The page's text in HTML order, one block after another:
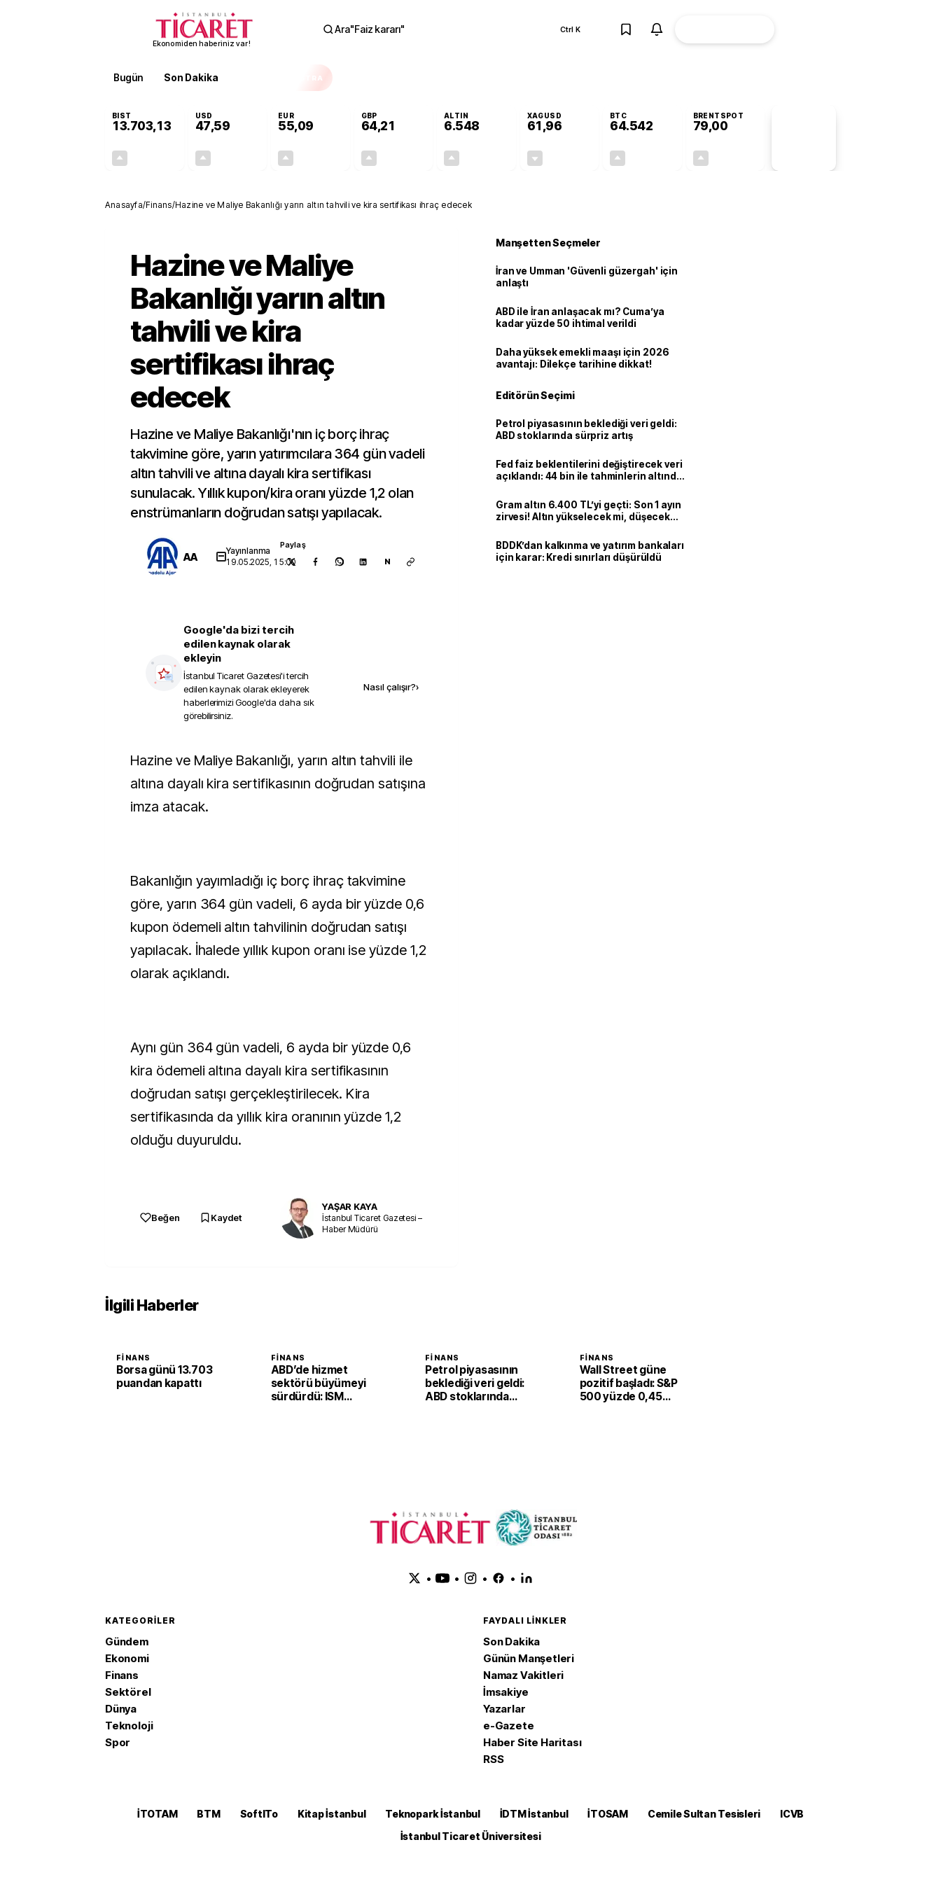
Ekonomiden haberiniz var!
Ara"Faiz kararı" Ctrl K
Bugün Son Dakika EKSTRA
BIST
13.703,13
USD
47,59
EUR
55,09
GBP
64,21
ALTIN
6.548
XAGUSD
61,96
BTC
64.542
BRENTSPOT
79,00
Anasayfa/Finans/Hazine ve Maliye Bakanlığı yarın altın tahvili ve kira sertifikası ihraç edecek
Hazine ve Maliye
Bakanlığı yarın altın
tahvili ve kira
sertifikası ihraç
edecek
Hazine ve Maliye Bakanlığı'nın iç borç ihraç
takvimine göre, yarın yatırımcılara 364 gün vadeli
altın tahvili ve altına dayalı kira sertifikası
sunulacak. Yıllık kupon/kira oranı yüzde 1,2 olan
enstrümanların doğrudan satışı yapılacak.
AA
Yayınlanma
19.05.2025, 15:00
Paylaş
N
Google'da bizi tercih
edilen kaynak olarak
ekleyin
İstanbul Ticaret Gazetesi'i tercih
edilen kaynak olarak ekleyerek
haberlerimizi Google'da daha sık
görebilirsiniz.
Nasıl çalışır?›
Hazine ve Maliye Bakanlığı, yarın altın tahvili ile
altına dayalı kira sertifikasının doğrudan satışına
imza atacak.
Bakanlığın yayımladığı iç borç ihraç takvimine
göre, yarın 364 gün vadeli, 6 ayda bir yüzde 0,6
kupon ödemeli altın tahvilinin doğrudan satışı
yapılacak. İhalede yıllık kupon oranı ise yüzde 1,2
olarak açıklandı.
Aynı gün 364 gün vadeli, 6 ayda bir yüzde 0,6
kira ödemeli altına dayalı kira sertifikasının
doğrudan satışı gerçekleştirilecek. Kira
sertifikasında da yıllık kira oranının yüzde 1,2
olduğu duyuruldu.
Beğen Kaydet
YAŞAR KAYA
İstanbul Ticaret Gazetesi –
Haber Müdürü
Manşetten Seçmeler
İran ve Umman 'Güvenli güzergah' için
anlaştı
ABD ile İran anlaşacak mı? Cuma’ya
kadar yüzde 50 ihtimal verildi
Daha yüksek emekli maaşı için 2026
avantajı: Dilekçe tarihine dikkat!
Editörün Seçimi
Petrol piyasasının beklediği veri geldi:
ABD stoklarında sürpriz artış
Fed faiz beklentilerini değiştirecek veri
açıklandı: 44 bin ile tahminlerin altında
Gram altın 6.400 TL’yi geçti: Son 1 ayın
zirvesi! Altın yükselecek mi, düşecek
BDDK’dan kalkınma ve yatırım bankaları
için karar: Kredi sınırları düşürüldü
İlgili Haberler
FINANS
Borsa günü 13.703
puandan kapattı
FINANS
ABD’de hizmet
sektörü büyümeyi
sürdürdü: ISM
FINANS
Petrol piyasasının
beklediği veri geldi:
ABD stoklarında
FINANS
Wall Street güne
pozitif başladı: S&P
500 yüzde 0,45
• • • •
KATEGORILER
Gündem
Ekonomi
Finans
Sektörel
Dünya
Teknoloji
Spor
FAYDALI LINKLER
Son Dakika
Günün Manşetleri
Namaz Vakitleri
İmsakiye
Yazarlar
e-Gazete
Haber Site Haritası
RSS
İTOTAM BTM SoftITo Kitap İstanbul Teknopark İstanbul İDTM İstanbul İTOSAM Cemile Sultan Tesisleri
ICVB
İstanbul Ticaret Üniversitesi